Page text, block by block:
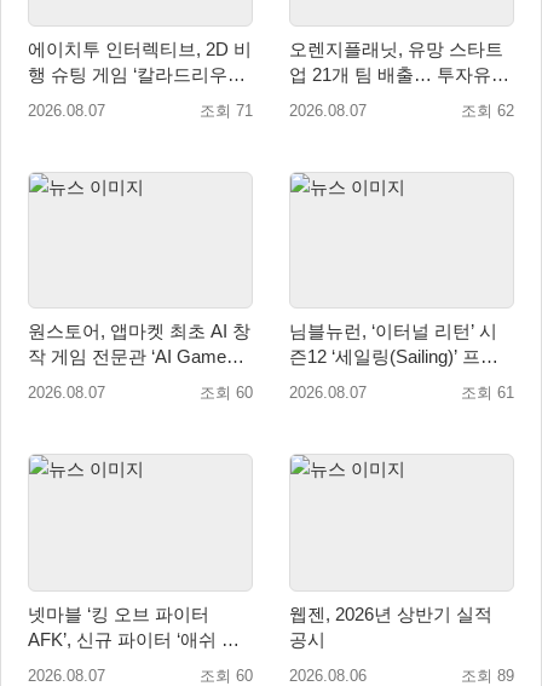
에이치투 인터렉티브, 2D 비
행 슈팅 게임 ‘칼라드리우스
2/다크 엘레멘트’ 올 겨울 전
2026.08.07 조회 71
오렌지플래닛, 유망 스타트
업 21개 팀 배출… 투자유치∙
매출성장 성과 눈길
2026.08.07 조회 62
원스토어, 앱마켓 최초 AI 창
작 게임 전문관 ‘AI Games’
오픈
2026.08.07 조회 60
님블뉴런, ‘이터널 리턴’ 시
즌12 ‘세일링(Sailing)’ 프리
시즌 시작
2026.08.07 조회 61
넷마블 ‘킹 오브 파이터
AFK’, 신규 파이터 ‘애쉬 크
림존’ 업데이트
2026.08.07 조회 60
웹젠, 2026년 상반기 실적
공시
2026.08.06 조회 89